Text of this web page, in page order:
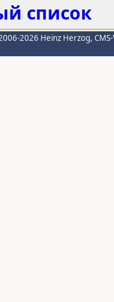
список
2026 Heinz Herzog,